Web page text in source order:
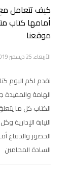
كيف تتعامل
أمامها كتاب
موقعنا
الأربعاء, 25 ديسمبر 2019
نقدم لكم اليوم
الهامة والمفيدة
الكتاب كل ما
النيابة الإدارية
الحضور
السادة المحامين